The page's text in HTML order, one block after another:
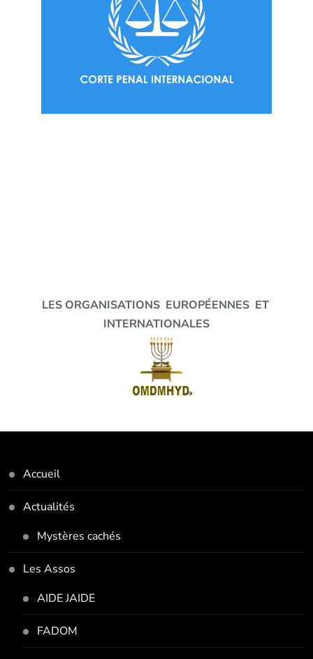
LES ORGANISATIONS EUROPÉENNES ET
INTERNATIONALES
Accueil
Actualités
Mystères cachés
Les Assos
AIDE JAIDE
FADOM